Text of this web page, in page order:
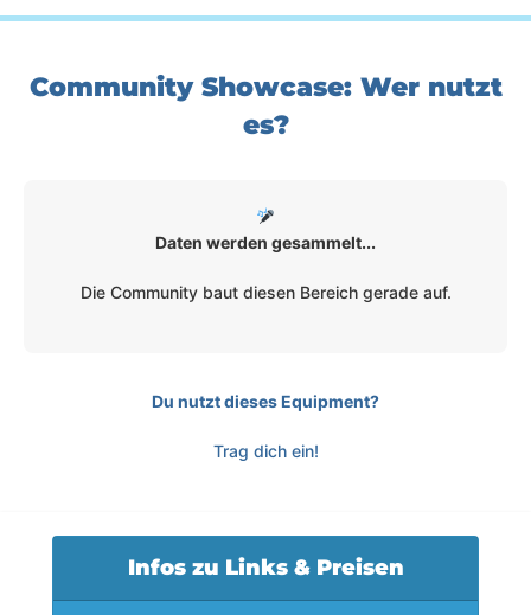
Community Showcase: Wer nutzt
es?
Daten werden gesammelt...
Die Community baut diesen Bereich gerade auf.
Du nutzt dieses Equipment?
Trag dich ein!
Infos zu Links & Preisen